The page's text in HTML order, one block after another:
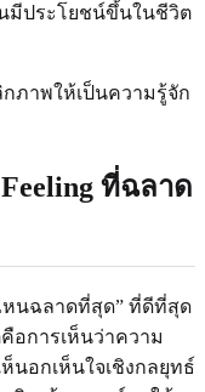
มีประโยชน์ขึ้นในชีวิต
ภาพให้เป็นความรู้จัก
ที่ฉลาด
หนฉลาดที่สุด” ที่ดีที่สุด
อการเห็นว่าความ
นอกเห็นใจเชิงกลยุทธ์